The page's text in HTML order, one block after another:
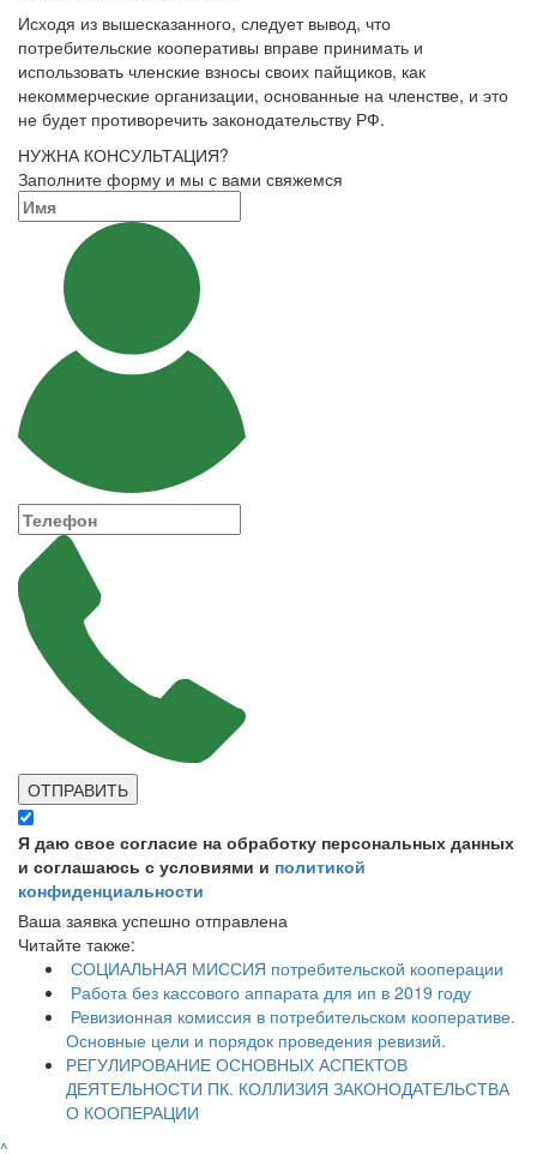
Исходя из вышесказанного, следует вывод, что
потребительские кооперативы вправе принимать и
использовать членские взносы своих пайщиков, как
некоммерческие организации, основанные на членстве, и это
не будет противоречить законодательству РФ.
НУЖНА КОНСУЛЬТАЦИЯ?
Заполните форму и мы с вами свяжемся
ОТПРАВИТЬ
Я даю свое согласие на обработку персональных данных
и соглашаюсь с условиями и политикой
конфиденциальности
Ваша заявка успешно отправлена
Читайте также:
СОЦИАЛЬНАЯ МИССИЯ потребительской кооперации
Работа без кассового аппарата для ип в 2019 году
Ревизионная комиссия в потребительском кооперативе.
Основные цели и порядок проведения ревизий.
​РЕГУЛИРОВАНИЕ ОСНОВНЫХ АСПЕКТОВ
ДЕЯТЕЛЬНОСТИ ПК. КОЛЛИЗИЯ ЗАКОНОДАТЕЛЬСТВА
О КООПЕРАЦИИ
^